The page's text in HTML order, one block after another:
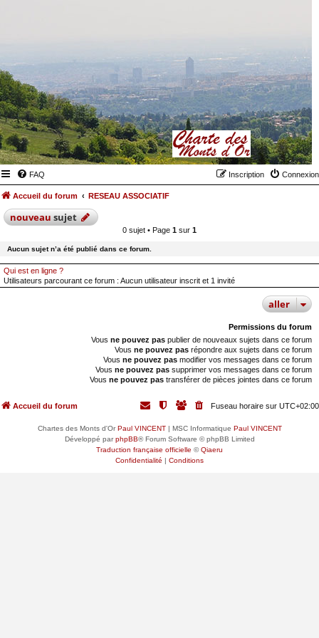
FAQ Connexion
Inscription
Accueil du forum RESEAU ASSOCIATIF
nouveausujet
0 sujet • Page 1 sur 1
Aucun sujet n’a été publié dans ce forum.
Qui est en ligne ?
Utilisateurs parcourant ce forum : Aucun utilisateur inscrit et 1 invité
aller
Permissions du forum
Vous ne pouvez pas publier de nouveaux sujets dans ce forum
Vous ne pouvez pas répondre aux sujets dans ce forum
Vous ne pouvez pas modifier vos messages dans ce forum
Vous ne pouvez pas supprimer vos messages dans ce forum
Vous ne pouvez pas transférer de pièces jointes dans ce forum
Accueil du forum Fuseau horaire sur UTC+02:00
Chartes des Monts d'OrPaul VINCENT| MSC Informatique Paul VINCENT
Développé parphpBB® Forum Software © phpBB Limited
Traduction française officielle ©Qiaeru
Confidentialité | Conditions